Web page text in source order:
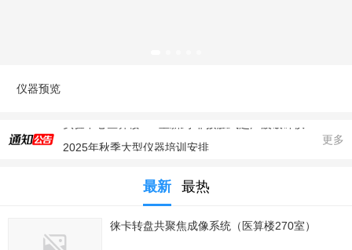
仪器预览
2025年秋季大型仪器培训安排
生命科学实验中心2025年暑期值班表
2025年4月春季大型仪器培训安排
更多
最新 最热
徕卡转盘共聚焦成像系统（医算楼270室）